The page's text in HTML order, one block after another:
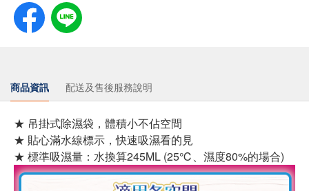
商品資訊 配送及售後服務說明
★ 吊掛式除濕袋，體積小不佔空間
★ 貼心滿水線標示，快速吸濕看的見
★ 標準吸濕量：水換算245ML (25℃、濕度80%的場合)